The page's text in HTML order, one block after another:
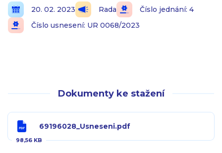
20. 02. 2023 Rada
Číslo jednání: 4
Číslo usnesení: UR 0068/2023
Dokumenty ke stažení
69196028_Usneseni.pdf
98,56 KB